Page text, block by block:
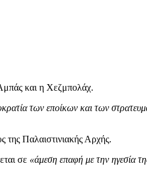
και η Χεζμπολάχ.
των εποίκων και των
Παλαιστινιακής Αρχής.
σε «άμεση επαφή με την ηγεσία